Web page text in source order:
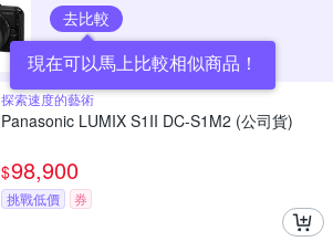
去比較
現在可以馬上比較相似商品！
探索速度的藝術
Panasonic LUMIX S1II DC-S1M2 (公司貨)
$98,900
挑戰低價 券